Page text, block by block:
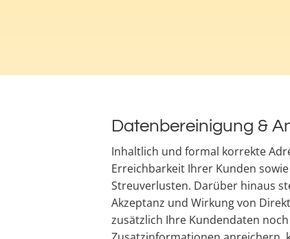
Datenbereinigung &
Inhaltlich und formal korrekte
Erreichbarkeit Ihrer Kunden
Streuverlusten. Darüber hinaus
Akzeptanz und Wirkung von
zusätzlich Ihre Kundendaten